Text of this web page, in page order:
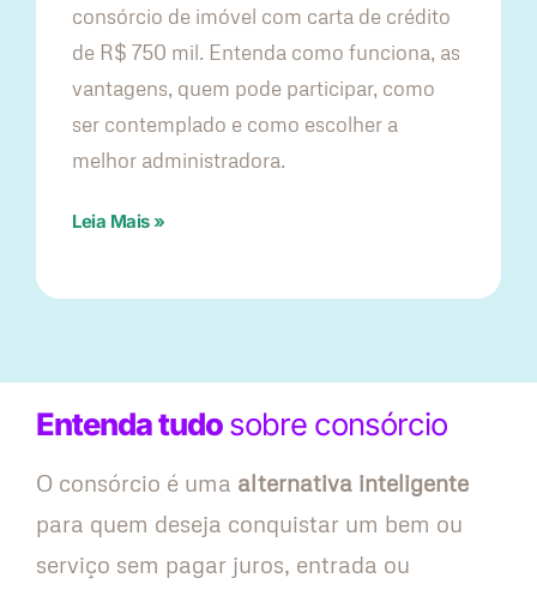
consórcio de imóvel com carta de crédito
de R$ 750 mil. Entenda como funciona, as
vantagens, quem pode participar, como
ser contemplado e como escolher a
melhor administradora.
Leia Mais »
Entenda tudosobre consórcio
O consórcio é uma alternativa inteligente
para quem deseja conquistar um bem ou
serviço sem pagar juros, entrada ou